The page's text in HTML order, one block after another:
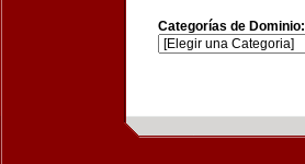
Categorías de Dominio: